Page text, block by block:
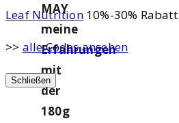
MAY
meine
Erfahrungen
mit
der
180g
Leaf Nutrition10%-30% Rabatt
>> alle Codes ansehen
Schließen